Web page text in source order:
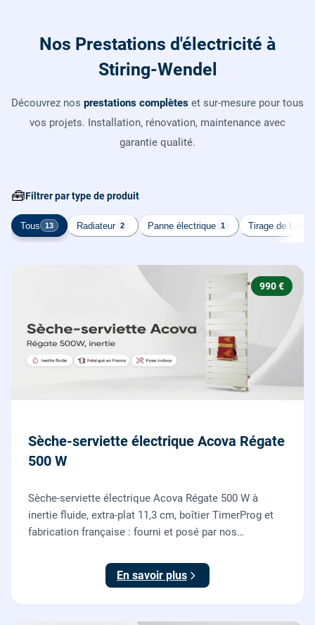
Nos Prestations d'électricité à
Stiring-Wendel
Découvrez nos prestations complètes et sur-mesure pour tous
vos projets. Installation, rénovation, maintenance avec
garantie qualité.
🧰Filtrer par type de produit
Tous 13 Radiateur 2 Panne électrique 1 Tirage de Ligne
990 €
Sèche-serviette électrique Acova Régate
500 W
Sèche-serviette électrique Acova Régate 500 W à
inertie fluide, extra-plat 11,3 cm, boîtier TimerProg et
fabrication française : fourni et posé par nos
En savoir plus